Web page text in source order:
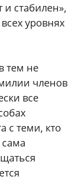
стабилен»,
уровнях
тем не
членов
все
с теми, кто